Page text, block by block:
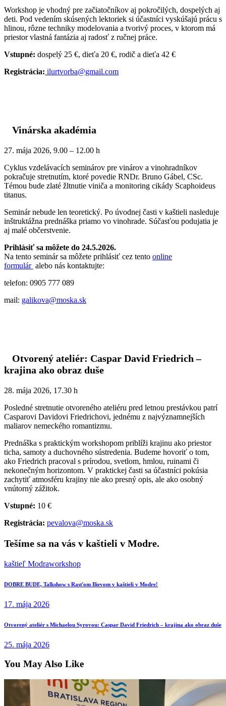
Workshop je vhodný pre začiatočníkov aj pokročilých, dospelých aj
deti. Pod vedením skúsených lektoriek si účastníci vyskúšajú prácu s
hlinou, rôzne techniky modelovania a tvorivý proces, v ktorom má
priestor vlastná fantázia aj radosť z ručnej práce.
Vstupné: dospelý 25 €, dieťa 20 €, rodič a dieťa 42 €
Registrácia: ilurtvorba@gmail.com
Vinárska akadémia
27. mája 2026, 9.00 – 12.00 h
Cyklus vzdelávacích seminárov pre vinárov a vinohradníkov
pokračuje stretnutím, ktoré povedie RNDr. Bruno Gábel, CSc.
Témou bude zlaté žltnutie viniča a monitoring cikády Scaphoideus
titanus.
Seminár nebude len teoretický. Po úvodnej časti v kaštieli nasleduje
inštruktážna prednáška priamo vo vinohrade. Súčasťou podujatia je
aj malé občerstvenie.
Prihlásiť sa môžete do 24.5.2026.
Na tento seminár sa môžete prihlásiť cez tento online
formulár alebo nás kontaktujte:
telefon: 0905 777 089
mail: galikova@moska.sk
Otvorený ateliér: Caspar David Friedrich –
krajina ako obraz duše
28. mája 2026, 17.30 h
Posledné stretnutie otvoreného ateliéru pred letnou prestávkou patrí
Casparovi Davidovi Friedrichovi, jednému z najvýznamnejších
maliarov nemeckého romantizmu.
Prednáška s praktickým workshopom priblíži krajinu ako priestor
ticha, samoty a duchovného sústredenia. Budeme hovoriť o tom,
ako Friedrich pracoval s prírodou, svetlom, hmlou, ruinami či
nekonečným horizontom. V praktickej časti sa účastníci pokúsia
zachytiť atmosféru krajiny nie ako presný opis, ale ako osobný
vnútorný zážitok.
Vstupné: 10 €
Registrácia: pevalova@moska.sk
Tešíme sa na vás v kaštieli v Modre.
kaštieľ Modraworkshop
Navigácia
v
Previous
DOBRE BUDE, Talkshow s Rasťom Ilievom v kaštieli v Modre!
17. mája 2026
Next
Otvorený ateliér s Michaelou Syrovou: Caspar David Friedrich – krajina ako obraz duše
25. mája 2026
You May Also Like